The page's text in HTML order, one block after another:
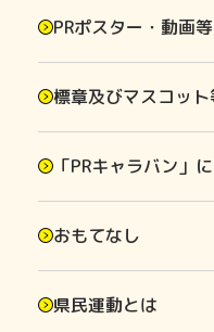
PRポスター・動画等
標章及びマスコッ
「PRキャラバン」
おもてなし
県民運動とは